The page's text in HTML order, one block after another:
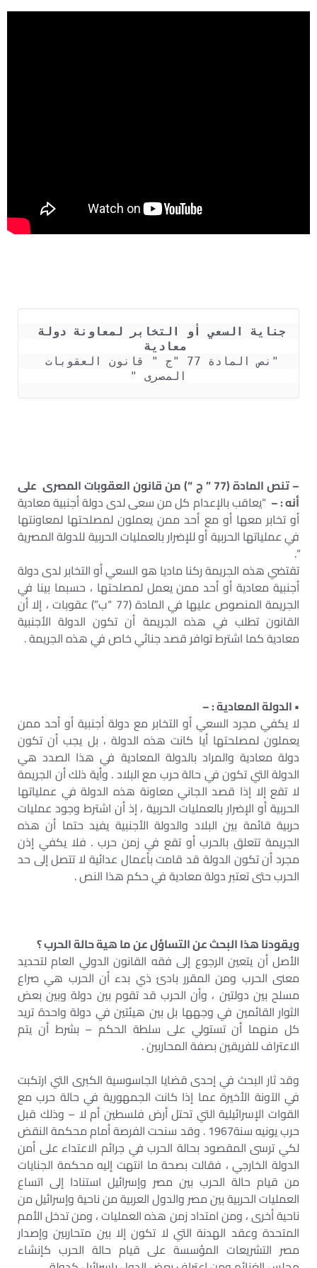
معادية
المصرى "
– تنص المادة (77 ” ج “) من قانون العقوبات المصرى على
أنه : – “يعاقب بالإعدام كل من سعى لدى دولة أجنبية معادية
أو تخابر معها أو مع أحد ممن يعملون لمصلحتها لمعاونتها
في عملياتها الحربية أو للإضرار بالعمليات الحربية للدولة المصرية
“.
تقتضي هذه الجريمة ركنا ماديا هو السعي أو التخابر لدى دولة
أجنبية معادية أو أحد ممن يعمل لمصلحتها ، حسبما بينا في
الجريمة المنصوص عليها في المادة (77 “ب”) عقوبات ، إلا أن
القانون تطلب في هذه الجريمة أن تكون الدولة الأجنبية
معادية كما اشترط توافر قصد جنائي خاص في هذه الجريمة .
• الدولة المعادية : –
لا يكفي مجرد السعي أو التخابر مع دولة أجنبية أو أحد ممن
يعملون لمصلحتها أيا كانت هذه الدولة ، بل يجب أن تكون
دولة معادية والمراد بالدولة المعادية في هذا الصدد هي
الدولة التي تكون في حالة حرب مع البلاد . وأية ذلك أن الجريمة
لا تقع إلا إذا قصد الجاني معاونة هذه الدولة في عملياتها
الحربية أو الإضرار بالعمليات الحربية ، إذ أن اشترط وجود عمليات
حربية قائمة بين البلاد والدولة الأجنبية يفيد حتما أن هذه
الجريمة تتعلق بالحرب أو تقع في زمن حرب . فلا يكفي إذن
مجرد أن تكون الدولة قد قامت بأعمال عدائية لا تتصل إلى حد
الحرب حتى تعتبر دولة معادية في حكم هذا النص .
ويقودنا هذا البحث عن التساؤل عن ما هية حالة الحرب ؟
الأصل أن يتعين الرجوع إلى فقه القانون الدولي العام لتحديد
معنى الحرب ومن المقرر بادئ ذي بدء أن الحرب هي صراع
مسلح بين دولتين ، وأن الحرب قد تقوم بين دولة وبين بعض
الثوار القائمين في وجهها بل بين هيئتين في دولة واحدة تريد
كل منهما أن تستولي على سلطة الحكم – بشرط أن يتم
الاعتراف للفريقين بصفة المحاربين .
وقد ثار البحث في إحدى قضايا الجاسوسية الكبرى التي ارتكبت
في الآونة الأخيرة عما إذا كانت الجمهورية في حالة حرب مع
القوات الإسرائيلية التي تحتل أرض فلسطين أم لا – وذلك قبل
حرب يونيه سنة1967 . وقد سنحت الفرصة أمام محكمة النقض
لكي ترسى المقصود بحالة الحرب في جرائم الاعتداء على أمن
الدولة الخارجي ، فقالت بصحة ما انتهت إليه محكمة الجنايات
من قيام حالة الحرب بين مصر وإسرائيل استنادا إلى اتساع
العمليات الحربية بين مصر والدول العربية من ناحية وإسرائيل من
ناحية أخرى ، ومن امتداد زمن هذه العمليات ، ومن تدخل الأمم
المتحدة وعقد الهدنة التي لا تكون إلا بين متحاربين وإصدار
مصر التشريعات المؤسسة على قيام حالة الحرب كإنشاء